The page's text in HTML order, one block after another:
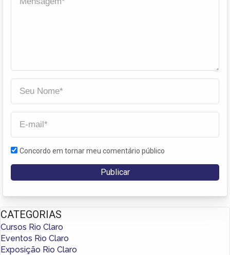
Concordo em tornar meu comentário público
CATEGORIAS
Cursos Rio Claro
Eventos Rio Claro
Exposição Rio Claro